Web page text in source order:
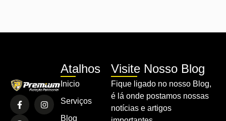
Atalhos
Inicio
Serviços
Blog
Visite Nosso Blog
Fique ligado no nosso Blog,
é lá onde postamos nossas
notícias e artigos